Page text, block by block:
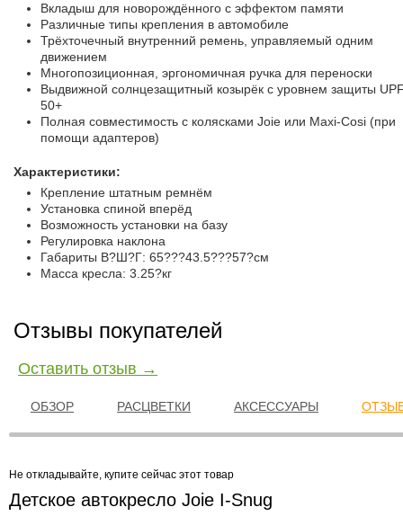
Вкладыш для новорождённого с эффектом памяти
Различные типы крепления в автомобиле
Трёхточечный внутренний ремень, управляемый одним
движением
Многопозиционная, эргономичная ручка для переноски
Выдвижной солнцезащитный козырёк с уровнем защиты
50+
Полная совместимость с колясками Joie или Maxi-Cosi (при
помощи адаптеров)
Характеристики:
Крепление штатным ремнём
Установка спиной вперёд
Возможность установки на базу
Регулировка наклона
Габариты В?Ш?Г: 65???43.5???57?см
Масса кресла: 3.25?кг
Отзывы покупателей
Оставить отзыв →
ОБЗОР РАСЦВЕТКИ АКСЕССУАРЫ
Не откладывайте, купите сейчас этот товар
Детское автокресло Joie I-Snug